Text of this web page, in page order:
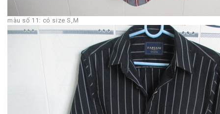
màu số 11: có size S,M